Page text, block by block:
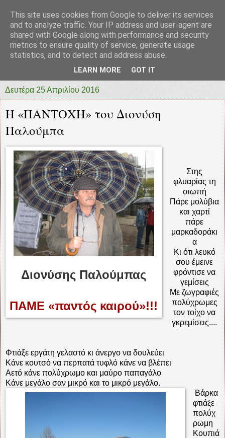
prototypia
"ΠΡΩΤΟΤΥΠΙΑ" * ΑΝΕΞΑΡΤΗΤΗ-ΗΛΕΚΤΡΟΝΙΚΗ-
Δευτέρα 25 Απριλίου 2016
Η «ΠΑΝΤΟΧΗ» του Διονύση
Παλούμπα
Διονύσης Παλούμπας
ΠΑΜΕ «παντός καιρού»!!!
Στης
φλυαρίας τη
σιωπή
Πάρε μολύβια
και χαρτί
πάρε
μαρκαδοράκι
α
Κι ότι λευκό
σου έμεινε
φρόντισε να
γεμίσεις
Με ζωγραφιές
πολύχρωμες
τον τοίχο να
γκρεμίσεις....
Φτιάξε εργάτη γελαστό κι άνεργο να δουλεύει
Κάνε κουτσό να περπατά τυφλό κάνε να βλέπει
Αετό κάνε πολύχρωμο και μαύρο παπαγάλο
Κάνε μεγάλο σαν μικρό και το μικρό μεγάλο.
Βάρκα
φτιάξε
πολύχ
ρωμη
Κουπιά
This site uses cookies from Google to deliver its services
and to analyze traffic. Your IP address and user-agent are
shared with Google along with performance and security
metrics to ensure quality of service, generate usage
statistics, and to detect and address abuse.
LEARN MORE GOT IT